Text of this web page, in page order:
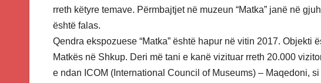
rreth këtyre temave. Përmbajtjet në muzeun “Matka” janë në
është falas.
Qendra ekspozuese “Matka” është hapur në vitin 2017.
Matkës në Shkup. Deri më tani e kanë vizituar rreth 20.000
e ndan ICOM (International Council of Museums) – Maqedoni,